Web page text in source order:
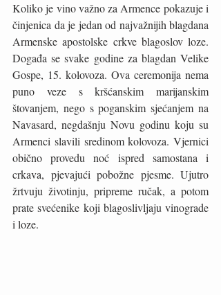
Koliko je vino važno za Armence pokazuje i
činjenica da je jedan od najvažnijih blagdana
Armenske apostolske crkve blagoslov loze.
Događa se svake godine za blagdan Velike
Gospe, 15. kolovoza. Ova ceremonija nema
puno veze s kršćanskim marijanskim
štovanjem, nego s poganskim sjećanjem na
Navasard, negdašnju Novu godinu koju su
Armenci slavili sredinom kolovoza. Vjernici
obično provedu noć ispred samostana i
crkava, pjevajući pobožne pjesme. Ujutro
žrtvuju životinju, pripreme ručak, a potom
prate svećenike koji blagoslivljaju vinograde
i loze.